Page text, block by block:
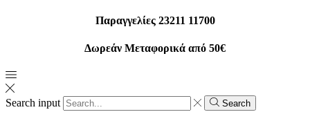
Παραγγελίες 23211 11700
Δωρεάν Μεταφορικά από 50€
Search input Search